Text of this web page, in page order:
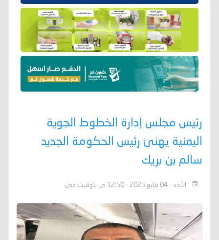
رئيس مجلس إدارة الخطوط الجوية
اليمنية يهنئ رئيس الحكومة الجديد
سالم بن بريك
الأحد - 04 مايو 2025 - 12:50 ص بتوقيت عدن